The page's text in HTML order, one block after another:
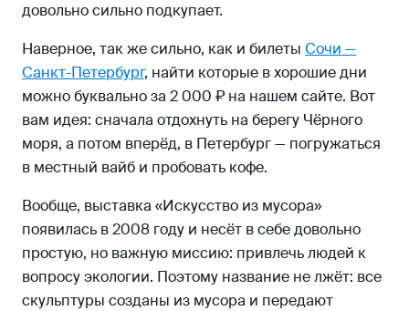
довольно сильно подкупает.
Наверное, так же сильно, как и билеты Сочи —
Санкт-Петербург, найти которые в хорошие дни
можно буквально за 2 000 ₽ на нашем сайте. Вот
вам идея: сначала отдохнуть на берегу Чёрного
моря, а потом вперёд, в Петербург — погружаться
в местный вайб и пробовать кофе.
Вообще, выставка «Искусство из мусора»
появилась в 2008 году и несёт в себе довольно
простую, но важную миссию: привлечь людей к
вопросу экологии. Поэтому название не лжёт: все
скульптуры созданы из мусора и передают